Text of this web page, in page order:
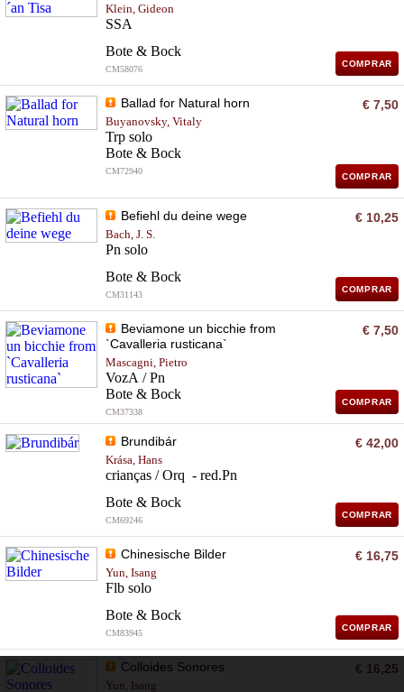
Klein, Gideon
SSA
Bote & Bock
CM58076
COMPRAR
Ballad for Natural horn
Buyanovsky, Vitaly
Trp solo
Bote & Bock
CM72940
€ 7,50
COMPRAR
Befiehl du deine wege
Bach, J. S.
Pn solo
Bote & Bock
CM31143
€ 10,25
COMPRAR
Beviamone un bicchie from
`Cavalleria rusticana`
Mascagni, Pietro
VozA / Pn
Bote & Bock
CM37338
€ 7,50
COMPRAR
Brundibár
Krása, Hans
crianças / Orq - red.Pn
Bote & Bock
CM69246
€ 42,00
COMPRAR
Chinesische Bilder
Yun, Isang
Flb solo
Bote & Bock
CM83945
€ 16,75
COMPRAR
Colloides Sonores
Yun, Isang
€ 16,25